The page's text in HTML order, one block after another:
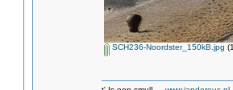
SCH236-Noordster_150kB.jpg